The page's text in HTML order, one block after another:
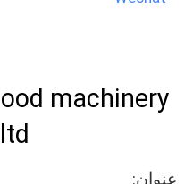
machinery
عنوان: